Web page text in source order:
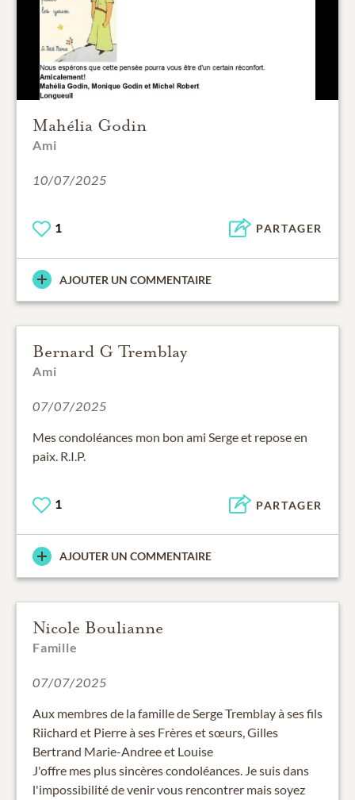
Mahélia Godin
Ami
10/07/2025
1 PARTAGER
AJOUTER UN COMMENTAIRE
Bernard G Tremblay
Ami
07/07/2025
Mes condoléances mon bon ami Serge et repose en
paix. R.I.P.
1 PARTAGER
AJOUTER UN COMMENTAIRE
Nicole Boulianne
Famille
07/07/2025
Aux membres de la famille de Serge Tremblay à ses fils
Riichard et Pierre à ses Frères et sœurs, Gilles
Bertrand Marie-Andree et Louise
J'offre mes plus sincères condoléances. Je suis dans
l'impossibilité de venir vous rencontrer mais soyez